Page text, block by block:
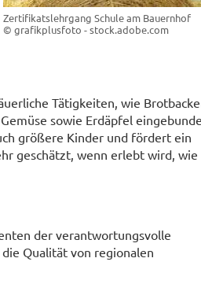
Zertifikatslehrgang Schule am Bauernhof
© grafikplusfoto - stock.adobe.com
Tätigkeiten, wie
sowie Erdäpfel
größere Kinder und fördert ein
geschätzt, wenn erlebt wird, wie
der verantwortungsvolle
Qualität von regionalen